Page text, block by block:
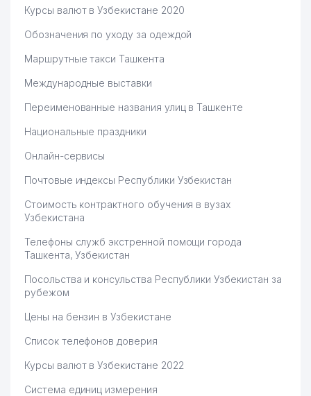
Курсы валют в Узбекистане 2020
Обозначения по уходу за одеждой
Маршрутные такси Ташкента
Международные выставки
Переименованные названия улиц в Ташкенте
Национальные праздники
Онлайн-сервисы
Почтовые индексы Республики Узбекистан
Стоимость контрактного обучения в вузах
Узбекистана
Телефоны служб экстренной помощи города
Ташкента, Узбекистан
Посольства и консульства Республики Узбекистан за
рубежом
Цены на бензин в Узбекистане
Список телефонов доверия
Курсы валют в Узбекистане 2022
Система единиц измерения